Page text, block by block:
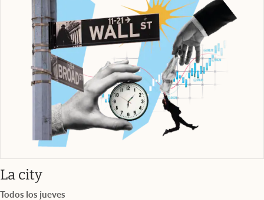
La cityabre en nueva pestaña
Todos los jueves